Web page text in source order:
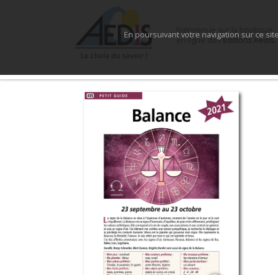
Bienvenue sur la boutique
en ligne desÉditions Aedis.
En poursuivant votre navigation sur ce